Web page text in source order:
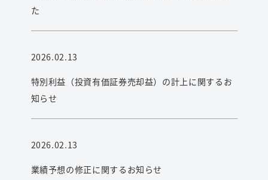
た
2026.02.13
特別利益（投資有価証券売却益）の計上に関するお
知らせ
2026.02.13
業績予想の修正に関するお知らせ